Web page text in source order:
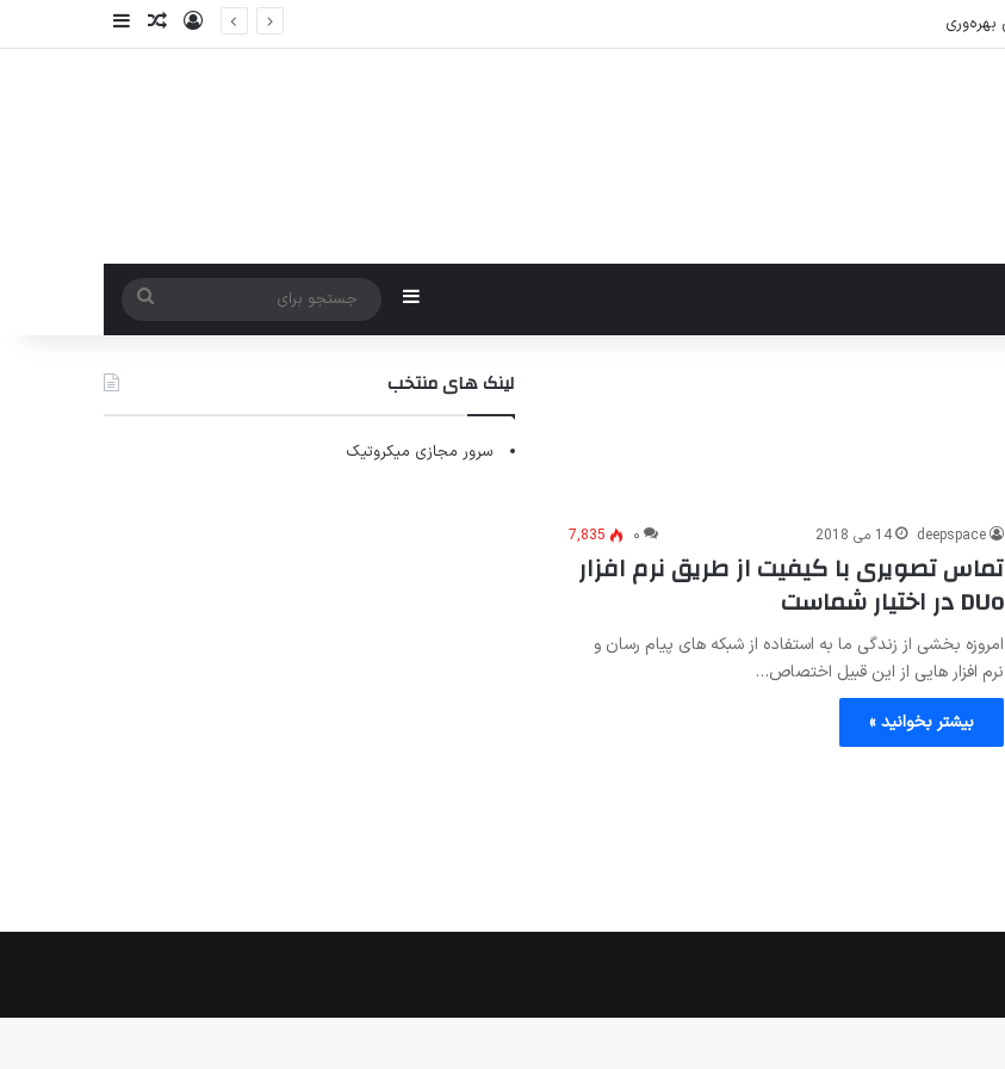
ورودنوشته تصادفی
سایدبار
سایدبار
جستجو
برای
deepspace 14 می 2018 ۰ 7,835
تماس تصویری با کیفیت از طریق نرم افزار
DUo در اختیار شماست
امروزه بخشی از زندگی ما به استفاده از شبکه های پیام رسان و
نرم افزار هایی از این قبیل اختصاص…
بیشتر بخوانید »
لینک های منتخب
سرور مجازی میکروتیک